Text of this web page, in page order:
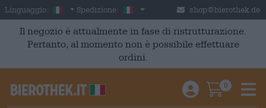
Skip to main content
Linguaggio: Italian
Spedizione: Italia shop@bierothek.de
Il negozio è attualmente in fase di ristrutturazione.
Pertanto, al momento non è possibile effettuare
ordini.
Einloggen /
0